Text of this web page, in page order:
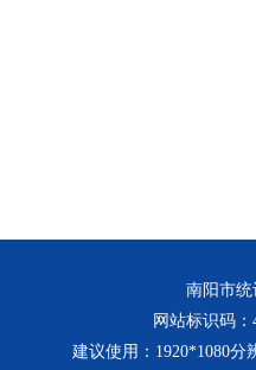
南阳市统
网站标识码：
建议使用：1920*1080